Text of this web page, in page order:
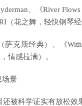
、《River
（花之舞，轻快钢琴经
萨克斯经典）、《
情感拉满）。
场景
被科学证实有放松效